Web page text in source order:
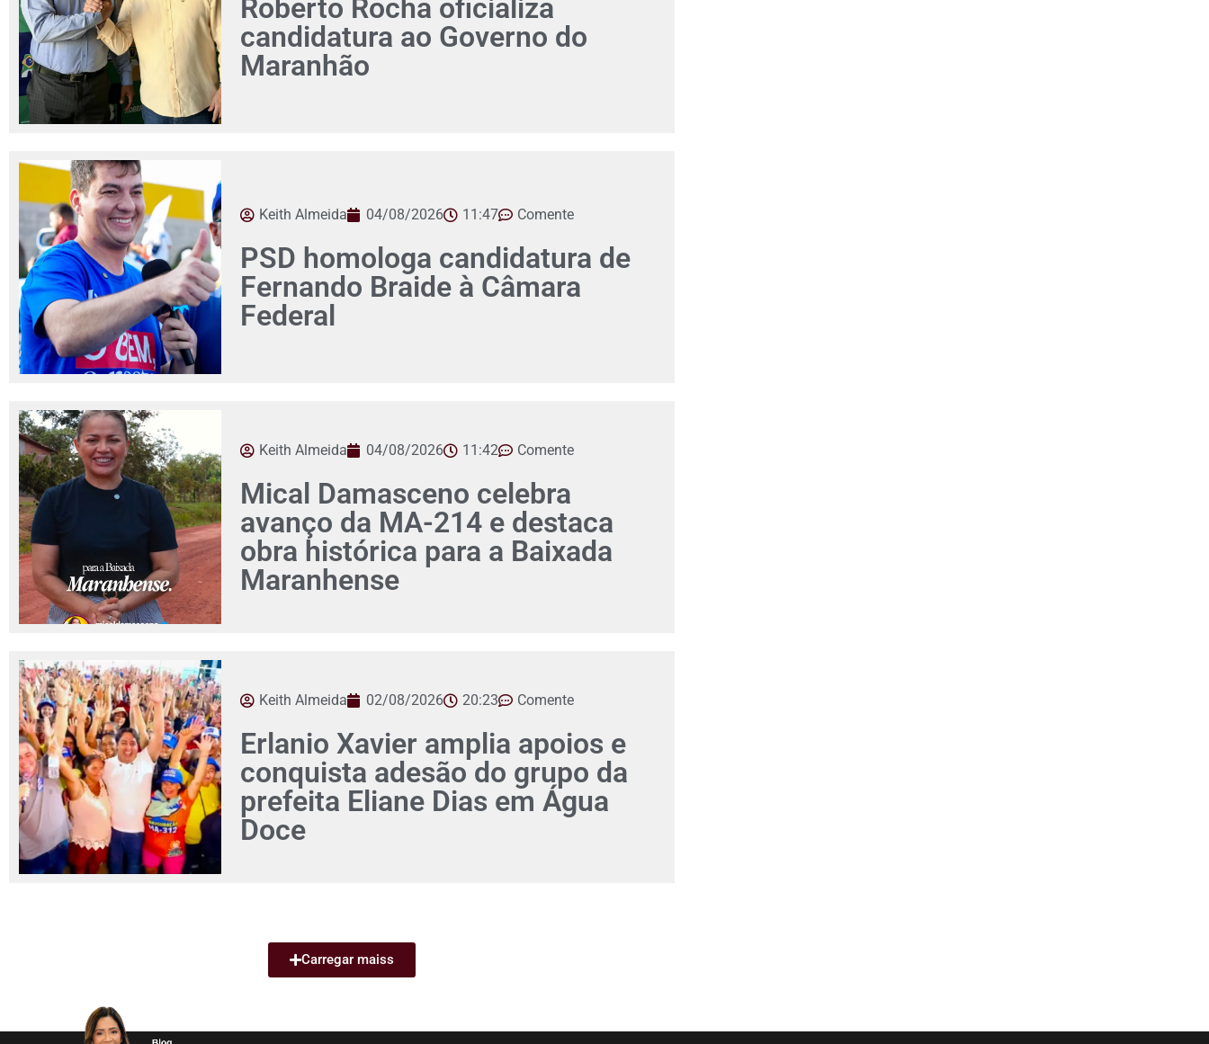
Roberto Rocha oficializa
candidatura ao Governo do
Maranhão
Keith Almeida 04/08/2026 11:47 Comente
PSD homologa candidatura de
Fernando Braide à Câmara
Federal
Keith Almeida 04/08/2026 11:42 Comente
Mical Damasceno celebra
avanço da MA-214 e destaca
obra histórica para a Baixada
Maranhense
Keith Almeida 02/08/2026 20:23 Comente
Erlanio Xavier amplia apoios e
conquista adesão do grupo da
prefeita Eliane Dias em Água
Doce
Carregar maiss